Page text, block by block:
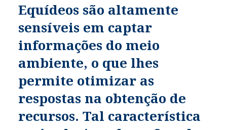
Equídeos são altamente
sensíveis em captar
informações do meio
ambiente, o que lhes
permite otimizar as
respostas na obtenção de
recursos. Tal característica